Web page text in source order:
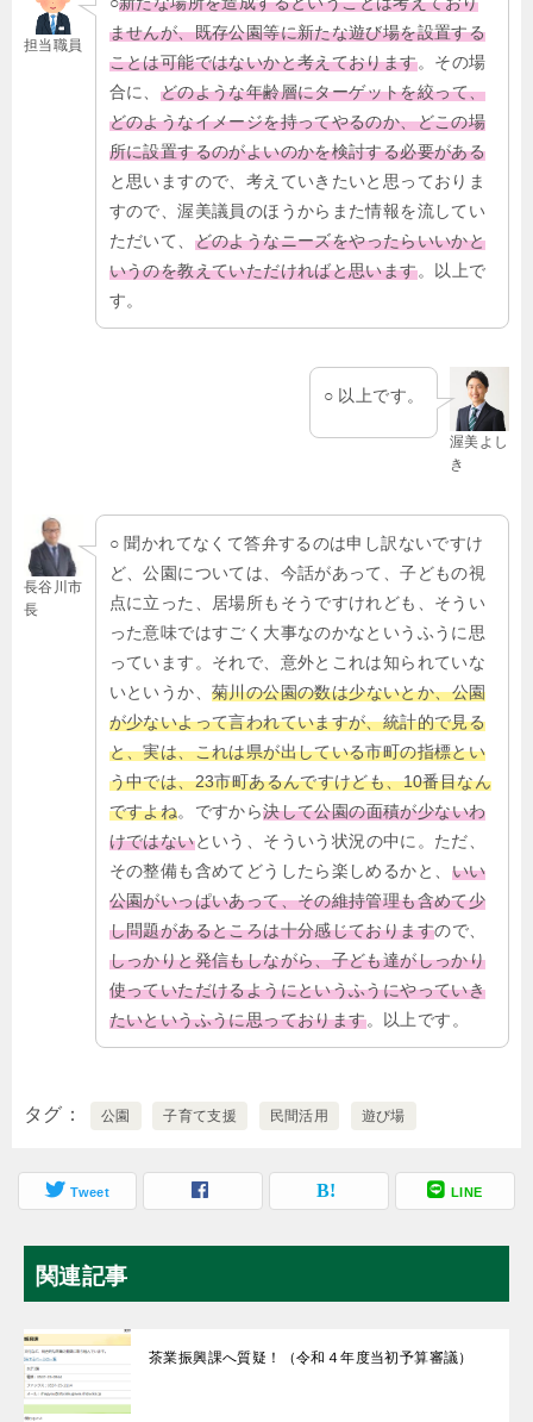
担当職員
ませんが、既存公園等に新たな遊び場を設置する
ことは可能ではないかと考えております。その場
合に、 どのような年齢層にターゲットを絞って、
どのようなイメージを持ってやるのか、どこの場
所に設置するのがよいのかを検討する必要がある
と思いますので、考えていきたいと思っておりま
すので、渥美議員のほうからまた情報を流してい
ただいて、 どのようなニーズをやったらいいかと
いうのを教えていただければと思います。以上で
す。
渥美よし
き
○ 以上です。
長谷川市
長
○ 聞かれてなくて答弁するのは申し訳ないですけ
ど、公園については、今話があって、子どもの視
点に立った、居場所もそうですけれども、そうい
った意味ではすごく大事なのかなというふうに思
っています。それで、意外とこれは知られていな
いというか、 菊川の公園の数は少ないとか、公園
が少ないよって言われていますが、統計的で見る
と、実は、これは県が出している市町の指標とい
う中では、23市町あるんですけども、10番目なん
ですよね。ですから決して公園の面積が少ないわ
けではないという、そういう状況の中に。ただ、
その整備も含めてどうしたら楽しめるかと、 いい
公園がいっぱいあって、その維持管理も含めて少
し問題があるところは十分感じておりますので、
しっかりと発信もしながら、子ども達がしっかり
使っていただけるようにというふうにやっていき
たいというふうに思っております。以上です。
タグ 公園 子育て支援 民間活用 遊び場
Tweet LINE
関連記事
茶業振興課へ質疑！（令和４年度当初予算審議）